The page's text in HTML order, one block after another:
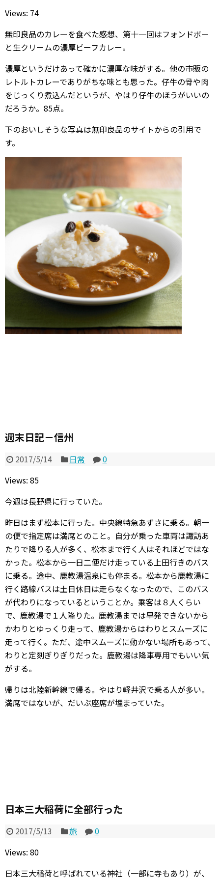
Views: 74
無印良品のカレーを食べた感想、第十一回はフォンドボー
と生クリームの濃厚ビーフカレー。
濃厚というだけあって確かに濃厚な味がする。他の市販の
レトルトカレーでありがちな味とも思った。仔牛の骨や肉
をじっくり煮込んだというが、やはり仔牛のほうがいいの
だろうか。85点。
下のおいしそうな写真は無印良品のサイトからの引用で
す。
週末日記－信州
2017/5/14 日常
0
Views: 85
今週は長野県に行っていた。
昨日はまず松本に行った。中央線特急あずさに乗る。朝一
の便で指定席は満席とのこと。自分が乗った車両は諏訪あ
たりで降りる人が多く、松本まで行く人はそれほどではな
かった。松本から一日二便だけ走っている上田行きのバス
に乗る。途中、鹿教湯温泉にも停まる。松本から鹿教湯に
行く路線バスは土日休日は走らなくなったので、このバス
が代わりになっているということか。乗客は８人くらい
で、鹿教湯で１人降りた。鹿教湯までは早発できないから
かわりとゆっくり走って、鹿教湯からはわりとスムーズに
走って行く。ただ、途中スムーズに動かない場所もあって、
わりと定刻ぎりぎりだった。鹿教湯は降車専用でもいい気
がする。
帰りは北陸新幹線で帰る。やはり軽井沢で乗る人が多い。
満席ではないが、だいぶ座席が埋まっていた。
日本三大稲荷に全部行った
2017/5/13 旅
0
Views: 80
日本三大稲荷と呼ばれている神社（一部に寺もあり）が、